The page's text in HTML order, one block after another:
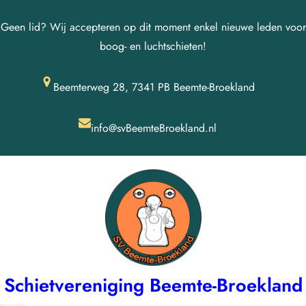
naar
Geen lid? Wij accepteren op dit moment enkel nieuwe leden voor
boog- en luchtschieten!
Beemterweg 28, 7341 PB Beemte-Broekland
info@svBeemteBroekland.nl
Schietvereniging Beemte-Broekland